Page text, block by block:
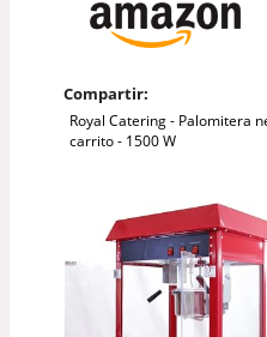
Compartir:
Royal Catering - Palomitera
carrito - 1500 W